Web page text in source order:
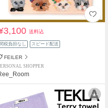
送料込
関税負担なし スピード配送
FEILER
SHOPPER